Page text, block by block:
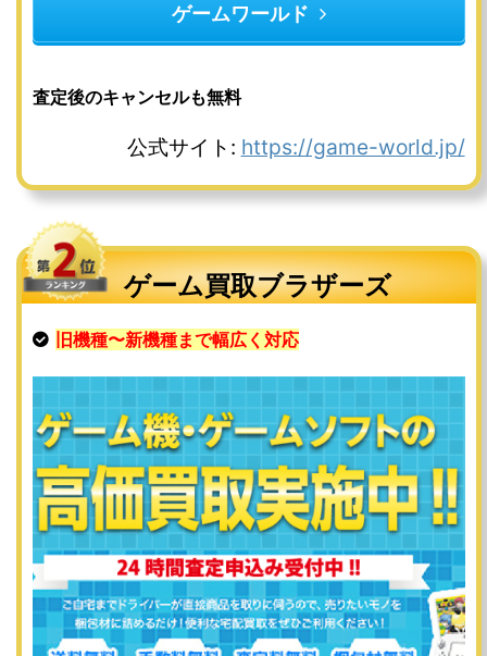
ゲームワールド
査定後のキャンセルも無料
公式サイト: https://game-world.jp/
ゲーム買取ブラザーズ
旧機種〜新機種まで幅広く対応